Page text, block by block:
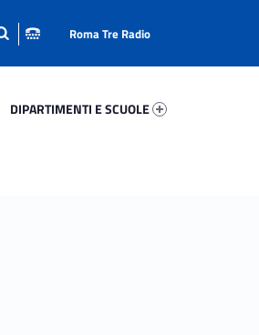
DIPARTIMENTI E SCUOLE
Roma Tre Radio